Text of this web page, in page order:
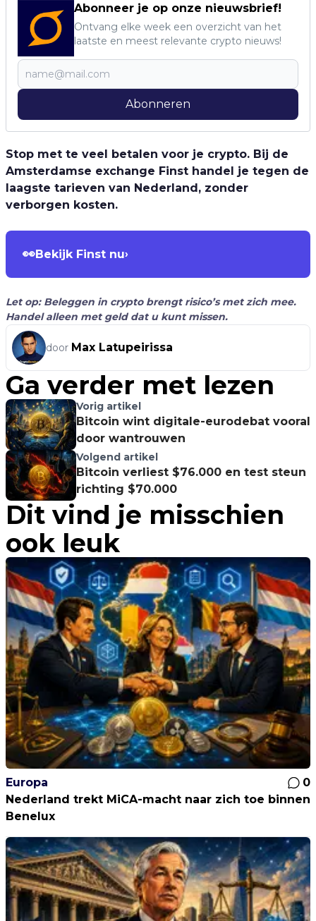
Abonneer je op onze nieuwsbrief!
Ontvang elke week een overzicht van het
laatste en meest relevante crypto nieuws!
Abonneren
Stop met te veel betalen voor je crypto. Bij de
Amsterdamse exchange Finst handel je tegen de
laagste tarieven van Nederland, zonder
verborgen kosten.
👀Bekijk Finst nu›
Let op: Beleggen in crypto brengt risico’s met zich mee.
Handel alleen met geld dat u kunt missen.
door Max Latupeirissa
Ga verder met lezen
Vorig artikel
Bitcoin wint digitale-eurodebat vooral
door wantrouwen
Volgend artikel
Bitcoin verliest $76.000 en test steun
richting $70.000
Dit vind je misschien
ook leuk
Europa
0
Nederland trekt MiCA-macht naar zich toe binnen
Benelux